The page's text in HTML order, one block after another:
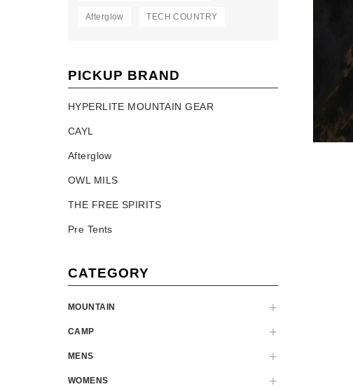
Afterglow TECH COUNTRY
PICKUP BRAND
HYPERLITE MOUNTAIN GEAR
CAYL
Afterglow
OWL MILS
THE FREE SPIRITS
Pre Tents
CATEGORY
MOUNTAIN
CAMP
MENS
WOMENS